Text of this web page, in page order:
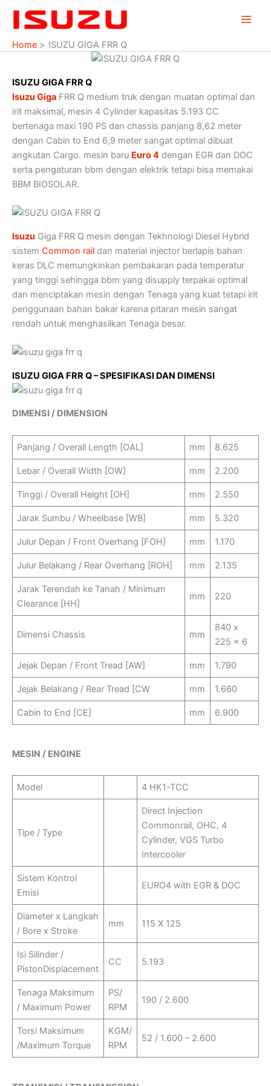
Home
ISUZU GIGA FRR Q
ISUZU GIGA FRR Q
Isuzu Giga FRR Q medium truk dengan muatan optimal dan
irit maksimal, mesin 4 Cylinder kapasitas 5.193 CC
bertenaga maxi 190 PS dan chassis panjang 8,62 meter
dengan Cabin to End 6,9 meter sangat optimal dibuat
angkutan Cargo. mesin baru Euro 4 dengan EGR dan DOC
serta pengaturan bbm dengan elektrik tetapi bisa memakai
BBM BIOSOLAR.
Isuzu Giga FRR Q mesin dengan Tekhnologi Diesel Hybrid
sistem Common rail dan material injector berlapis bahan
keras DLC memungkinkan pembakaran pada temperatur
yang tinggi sehingga bbm yang disupply terpakai optimal
dan menciptakan mesin dengan Tenaga yang kuat tetapi irit
penggunaan bahan bakar karena pitaran mesin sangat
rendah untuk menghasilkan Tenaga besar.
ISUZU GIGA FRR Q – SPESIFIKASI DAN DIMENSI
DIMENSI / DIMENSION
Panjang / Overall Length [OAL] mm 8.625
Lebar / Overall Width [OW] mm 2.200
Tinggi / Overall Height [OH] mm 2.550
Jarak Sumbu / Wheelbase [WB] mm 5.320
Julur Depan / Front Overhang [FOH] mm 1.170
Julur Belakang / Rear Overhang [ROH] mm 2.135
Jarak Terendah ke Tanah / Minimum
Clearance [HH]
mm 220
Dimensi Chassis mm
840 x
225 x 6
Jejak Depan / Front Tread [AW] mm 1.790
Jejak Belakang / Rear Tread [CW mm 1.660
Cabin to End [CE] mm 6.900
MESIN / ENGINE
Model 4 HK1-TCC
Tipe / Type
Direct Injection
Commonrail, OHC, 4
Cylinder, VGS Turbo
Intercooler
Sistem Kontrol
Emisi
EURO4 with EGR & DOC
Diameter x Langkah
/ Bore x Stroke
mm 115 X 125
Isi Silinder /
PistonDisplacement
CC 5.193
Tenaga Maksimum
/ Maximum Power
PS/
RPM
190 / 2.600
Torsi Maksimum
/Maximum Torque
KGM/
RPM
52 / 1.600 – 2.600